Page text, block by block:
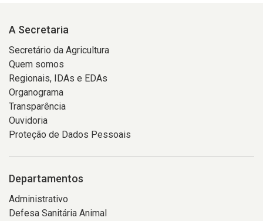
A Secretaria
Secretário da Agricultura
Quem somos
Regionais, IDAs e EDAs
Organograma
Transparência
Ouvidoria
Proteção de Dados Pessoais
Departamentos
Administrativo
Defesa Sanitária Animal